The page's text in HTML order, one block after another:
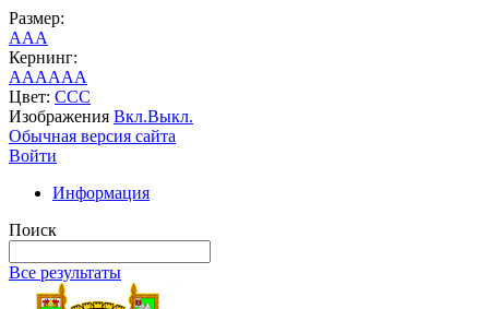
Размер:
AAA
Кернинг:
AAAAAA
Цвет: CCC
Изображения Вкл.Выкл.
Обычная версия сайта
Войти
Информация
Поиск
Все результаты